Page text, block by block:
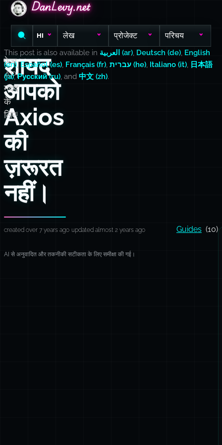
DanLevy.net
DanLevy.net
DanLevy.net
HI लेख प्रोजेक्ट परिचय
शायद
आपको
Axios
की
ज़रूरत
नहीं।
फ़ेच
API
मदद
के
लिए!
This post is also available in العربية (ar), Deutsch (de), English
(en),Español (es), Français (fr), עברית (he), Italiano (it), 日本語
(ja),Русский (ru), and 中文 (zh).
created over 7 years ago updated almost 2 years ago Guides (10)
AI से अनुवादित और तकनीकी सटीकता के लिए समीक्षा की गई।